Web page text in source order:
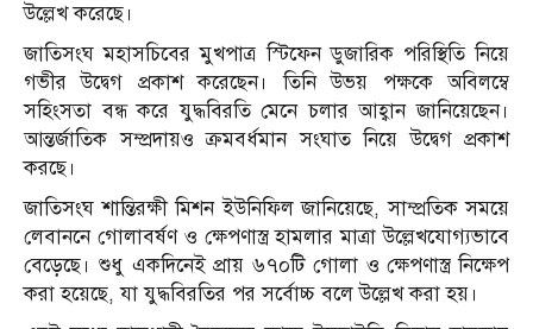
উল্লেখ করেছে।
জাতিসংঘ মহাসচিবের মুখপাত্র স্টিফেন ডুজারিক পরিস্থিতি নিয়ে
গভীর উদ্বেগ প্রকাশ করেছেন। তিনি উভয় পক্ষকে অবিলম্বে
সহিংসতা বন্ধ করে যুদ্ধবিরতি মেনে চলার আহ্বান জানিয়েছেন।
আন্তর্জাতিক সম্প্রদায়ও ক্রমবর্ধমান সংঘাত নিয়ে উদ্বেগ প্রকাশ
করছে।
জাতিসংঘ শান্তিরক্ষী মিশন ইউনিফিল জানিয়েছে, সাম্প্রতিক সময়ে
লেবাননে গোলাবর্ষণ ও ক্ষেপণাস্ত্র হামলার মাত্রা উল্লেখযোগ্যভাবে
বেড়েছে। শুধু একদিনেই প্রায় ৬৭০টি গোলা ও ক্ষেপণাস্ত্র নিক্ষেপ
করা হয়েছে, যা যুদ্ধবিরতির পর সর্বোচ্চ বলে উল্লেখ করা হয়।